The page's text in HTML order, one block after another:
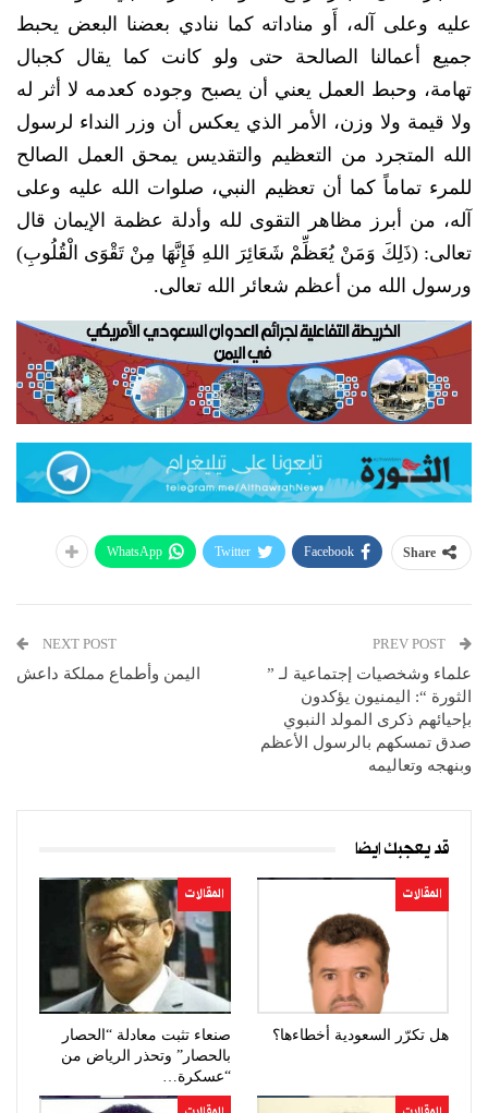
عليه وعلى آله، أَو مناداته كما ننادي بعضنا البعض يحبط
جميع أعمالنا الصالحة حتى ولو كانت كما يقال كجبال
تهامة، وحبط العمل يعني أن يصبح وجوده كعدمه لا أثر له
ولا قيمة ولا وزن، الأمر الذي يعكس أن وزر النداء لرسول
الله المتجرد من التعظيم والتقديس يمحق العمل الصالح
للمرء تماماً كما أن تعظيم النبي، صلوات الله عليه وعلى
آله، من أبرز مظاهر التقوى لله وأدلة عظمة الإيمان قال
تعالى: (ذَلِكَ وَمَنْ يُعَظِّمْ شَعَائِرَ اللهِ فَإِنَّهَا مِنْ تَقْوَى الْقُلُوبِ)
ورسول الله من أعظم شعائر الله تعالى.
Share
Facebook
Twitter
WhatsApp
علماء وشخصيات إجتماعية لـ ”
الثورة “: اليمنيون يؤكدون
بإحيائهم ذكرى المولد النبوي
صدق تمسكهم بالرسول الأعظم
وبنهجه وتعاليمه
NEXT POST
اليمن وأطماع مملكة داعش
قد يعجبك ايضا
المقالات
هل تكرّر السعودية أخطاءها؟
المقالات
صنعاء تثبت معادلة “الحصار
بالحصار” وتحذر الرياض من
“عسكرة…